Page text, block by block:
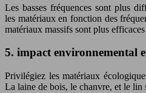
Les basses fréquences sont plus
les matériaux en fonction des
matériaux massifs sont plus
5. impact environnemental
Privilégiez les matériaux
La laine de bois, le chanvre, et le lin